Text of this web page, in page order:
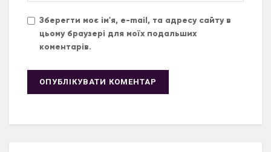
Зберегти моє ім'я, e-mail, та адресу сайту в
цьому браузері для моїх подальших
коментарів.